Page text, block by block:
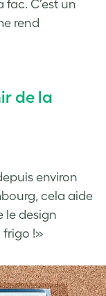
fac. C’est un
rend
de la
environ
cela aide
le design
frigo !»